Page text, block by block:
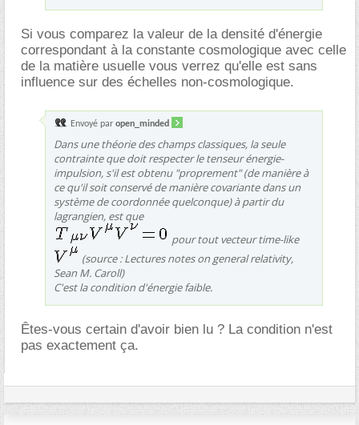
Si vous comparez la valeur de la densité d'énergie
correspondant à la constante cosmologique avec celle
de la matière usuelle vous verrez qu'elle est sans
influence sur des échelles non-cosmologique.
Envoyé par open_minded
Dans une théorie des champs classiques, la seule
contrainte que doit respecter le tenseur énergie-
impulsion, s'il est obtenu "proprement" (de manière à
ce qu'il soit conservé de manière covariante dans un
système de coordonnée quelconque) à partir du
lagrangien, est que
pour tout vecteur time-like
(source : Lectures notes on general relativity,
Sean M. Caroll)
C'est la condition d'énergie faible.
Êtes-vous certain d'avoir bien lu ? La condition n'est
pas exactement ça.